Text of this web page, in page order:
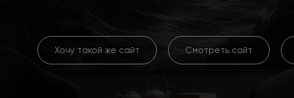
Хочу такой же сайт Смотреть сайт